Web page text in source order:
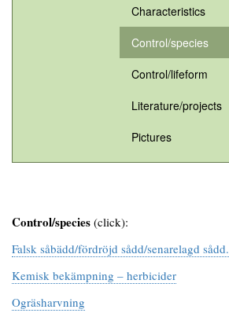
Characteristics
Control/species
Control/lifeform
Literature/projects
Pictures
Control/species (click):
Falsk såbädd/fördröjd sådd/senarelagd sådd.
Kemisk bekämpning – herbicider
Ogräsharvning